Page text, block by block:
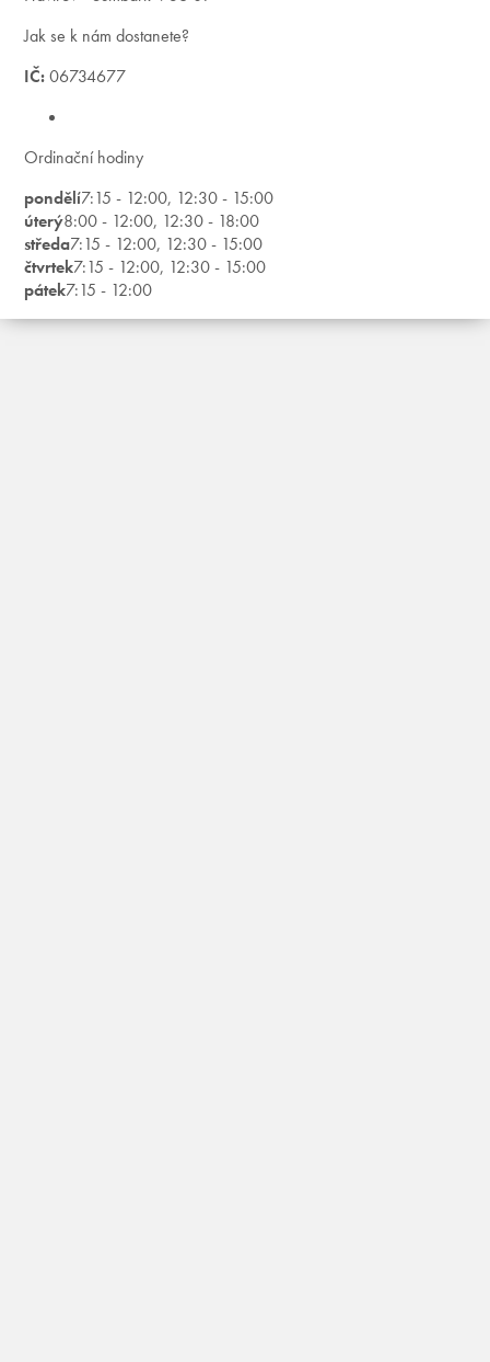
Jak se k nám dostanete?
IČ:06734677
Ordinační hodiny
pondělí7:15 - 12:00, 12:30 - 15:00
úterý8:00 - 12:00, 12:30 - 18:00
středa7:15 - 12:00, 12:30 - 15:00
čtvrtek7:15 - 12:00, 12:30 - 15:00
pátek7:15 - 12:00